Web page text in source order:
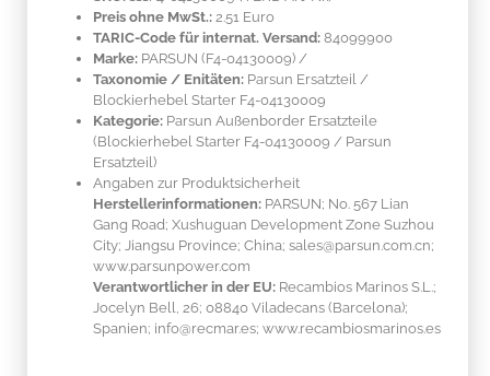
Preis ohne MwSt.: 2.51 Euro
TARIC-Code für internat. Versand: 84099900
Marke: PARSUN (F4-04130009) /
Taxonomie / Enitäten: Parsun Ersatzteil /
Blockierhebel Starter F4-04130009
Kategorie: Parsun Außenborder Ersatzteile
(Blockierhebel Starter F4-04130009 / Parsun
Ersatzteil)
Angaben zur Produktsicherheit
Herstellerinformationen: PARSUN; No. 567 Lian
Gang Road; Xushuguan Development Zone Suzhou
City; Jiangsu Province; China; sales@parsun.com.cn;
www.parsunpower.com
Verantwortlicher in der EU: Recambios Marinos S.L.;
Jocelyn Bell, 26; 08840 Viladecans (Barcelona);
Spanien; info@recmar.es; www.recambiosmarinos.es